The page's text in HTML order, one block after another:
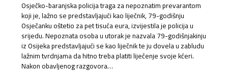
Osječko-baranjska policija traga za nepoznatim prevarantom
koji je, lažno se predstavljajući kao liječnik, 79-godišnju
Osječanku oštetio za pet tisuća eura, izvijestila je policija u
srijedu. Nepoznata osoba u utorak je nazvala 79-godišnjakinju
iz Osijeka predstavljajući se kao liječnik te ju dovela u zabludu
lažnim tvrdnjama da hitno treba platiti liječenje svoje kćeri.
Nakon obavljenog razgovora…